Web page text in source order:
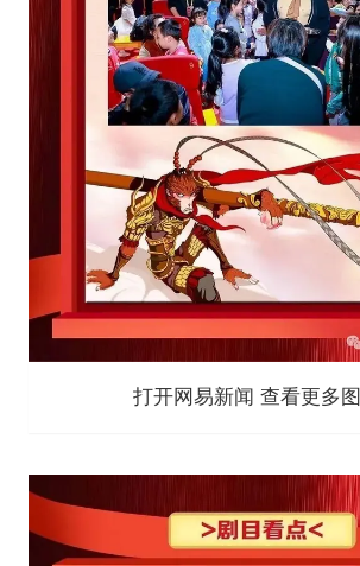
打开网易新闻 查看更多